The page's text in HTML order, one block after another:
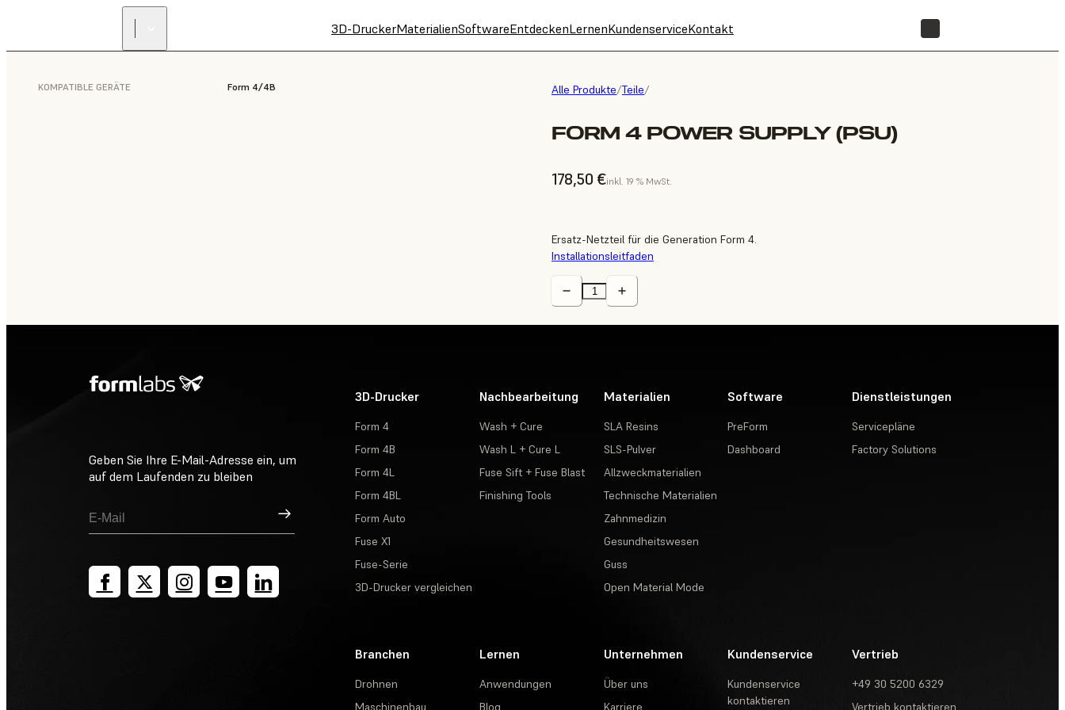
3D-DruckerMaterialienSoftwareEntdeckenLernenKundenserviceKontakt
Alle Produkte/Teile/
FORM 4 POWER SUPPLY (PSU)
178,50 €inkl. 19 % MwSt.
KOMPATIBLE GERÄTE Form 4/4B
Ersatz-Netzteil für die Generation Form 4.
Installationsleitfaden
Geben Sie Ihre E-Mail-Adresse ein, um
auf dem Laufenden zu bleiben
Registrieren
3D-Drucker
Form 4
Form 4B
Form 4L
Form 4BL
Form Auto
Fuse X1
Fuse-Serie
3D-Drucker vergleichen
Nachbearbeitung
Wash + Cure
Wash L + Cure L
Fuse Sift + Fuse Blast
Finishing Tools
Materialien
SLA Resins
SLS-Pulver
Allzweckmaterialien
Technische Materialien
Zahnmedizin
Gesundheitswesen
Guss
Open Material Mode
Software
PreForm
Dashboard
Dienstleistungen
Servicepläne
Factory Solutions
Branchen
Drohnen
Maschinenbau
Lernen
Anwendungen
Blog
Unternehmen
Über uns
Karriere
Kundenservice
Kundenservice
kontaktieren
Vertrieb
+49 30 5200 6329
Vertrieb kontaktieren